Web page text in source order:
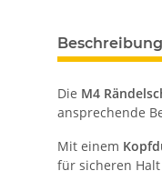
Beschreibung
Die M4
ansprechende
Mit einem
für sicheren